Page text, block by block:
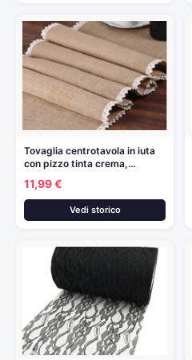
Tovaglia centrotavola in iuta
con pizzo tinta crema,…
11,99 €
Vedi storico